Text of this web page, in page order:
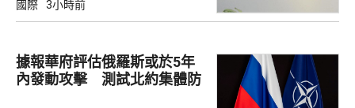
國際 3小時前
據報華府評估俄羅斯或於5年
內發動攻擊 測試北約集體防